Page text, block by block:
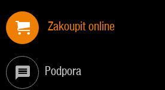
Zakoupit online
Podpora